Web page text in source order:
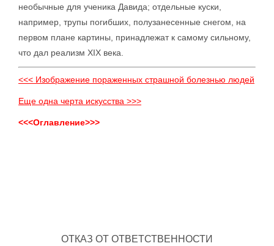
необычные для ученика Давида; отдельные куски,
например, трупы погибших, полузанесенные снегом, на
первом плане картины, принадлежат к самому сильному,
что дал реализм XIX века.
<<< Изображение пораженных страшной болезнью людей
Еще одна черта искусства >>>
<<<Оглавление>>>
ОТКАЗ ОТ ОТВЕТСТВЕННОСТИ